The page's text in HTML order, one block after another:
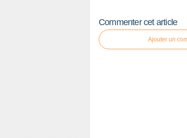
Commenter cet article
Ajouter un